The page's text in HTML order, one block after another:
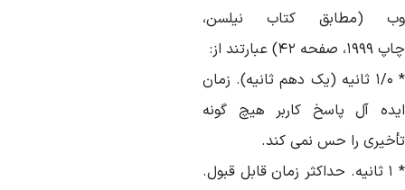
( مطابق کتابنیلسن،
۱۹۹۹ ، صفحه۴۲) عبارتند از:
ثانیه(یک دهم ثانیه). زمان
آل پاسخ کاربر هیچ
گونه
را حس نمی کند.
ثانیه.حداکثر زمان قابل قبول.